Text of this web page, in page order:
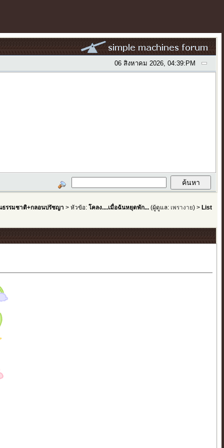
06 สิงหาคม 2026, 04:39:PM
ธรรมชาติ+กลอนปรัชญา > หัวข้อ:โคลง....เมื่อฉันหยุดพัก... (ผู้ดูแล: เพรางาย) >List